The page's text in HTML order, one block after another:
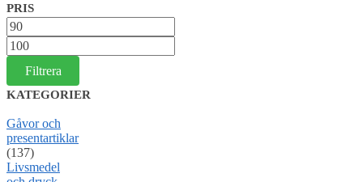
PRIS
Min
pris
Max
pris
Filtrera
KATEGORIER
Gåvor och
presentartiklar
(137)
Livsmedel